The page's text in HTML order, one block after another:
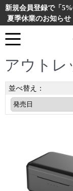
新規会員登録で「
夏季休業のお知らせ
アウトレ
並べ替え：